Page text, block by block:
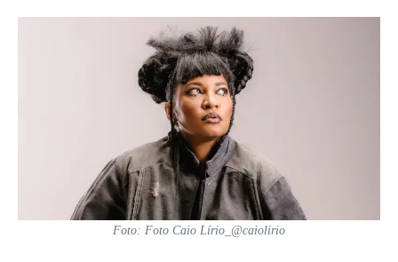
Foto: Foto Caio Lírio_@caiolirio